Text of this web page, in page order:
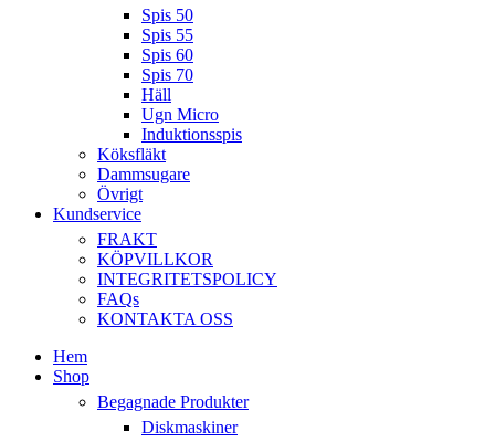
Spis 50
Spis 55
Spis 60
Spis 70
Häll
Ugn Micro
Induktionsspis
Köksfläkt
Dammsugare
Övrigt
Kundservice
FRAKT
KÖPVILLKOR
INTEGRITETSPOLICY
FAQs
KONTAKTA OSS
Hem
Shop
Begagnade Produkter
Diskmaskiner